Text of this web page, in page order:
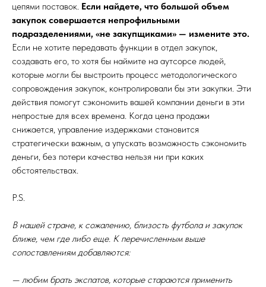
цепями поставок. Если найдете, что большой объем
закупок совершается непрофильными
подразделениями, «не закупщиками» — измените это.
Если не хотите передавать функции в отдел закупок,
создавать его, то хотя бы наймите на аутсорсе людей,
которые могли бы выстроить процесс методологического
сопровождения закупок, контролировали бы эти закупки. Эти
действия помогут сэкономить вашей компании деньги в эти
непростые для всех времена. Когда цена продажи
снижается, управление издержками становится
стратегически важным, а упускать возможность сэкономить
деньги, без потери качества нельзя ни при каких
обстоятельствах.
P.S.
В нашей стране, к сожалению, близость футбола и закупок
ближе, чем где либо еще. К перечисленным выше
сопоставлениям добавляются:
— любим брать экспатов, которые стараются применить